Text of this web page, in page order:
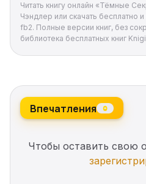
Читать книгу онлайн «Тёмные
Чэндлер или скачать бесплатно
fb2. Полные версии книг, без
библиотека бесплатных книг
Впечатления 0
Чтобы оставить свою